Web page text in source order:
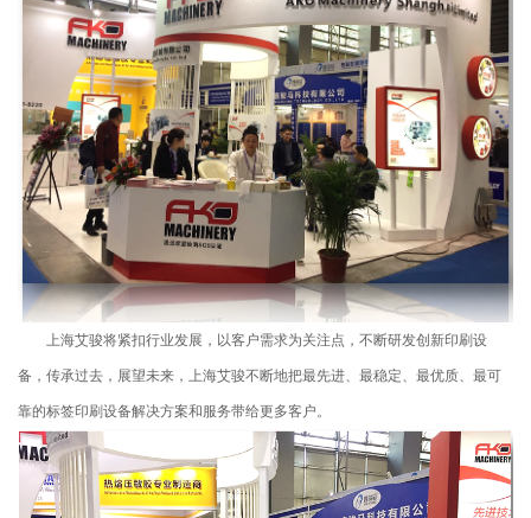
上海艾骏将紧扣行业发展，以客户需求为关注点，不断研发创新印刷设
备，传承过去，展望未来，上海艾骏不断地把最先进、最稳定、最优质、最可
靠的标签印刷设备解决方案和服务带给更多客户。